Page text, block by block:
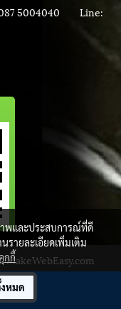
087 5004040 Line:
าพและประสบการณ์ที่ดี
รายละเอียดเพิ่มเติม
กกี้
หมด